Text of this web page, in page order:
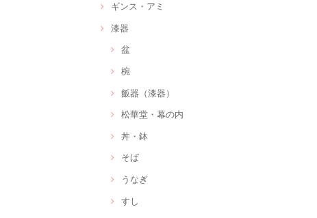
ギンス・アミ
漆器
盆
椀
飯器（漆器）
松華堂・幕の内
丼・鉢
そば
うなぎ
すし